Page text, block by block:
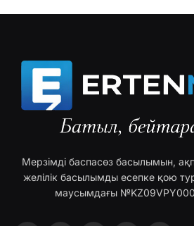
Мерзімді баспасөз басылымын,
желілік басылымды есепке қою
маусымдағы